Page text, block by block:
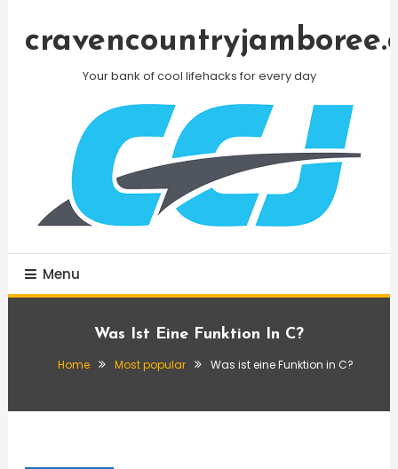
Your bank of cool lifehacks for every day
Menu
Was Ist Eine Funktion In C?
Home Most popular Was ist eine Funktion in C?